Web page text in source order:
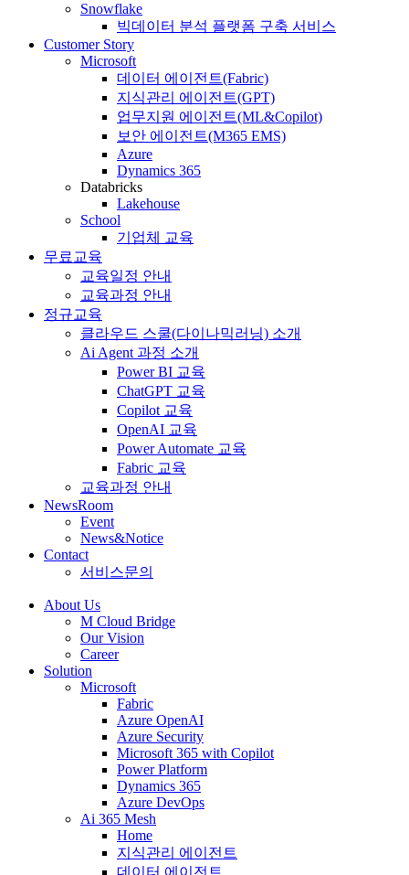
Snowflake
빅데이터 분석 플랫폼 구축 서비스
Customer Story
Microsoft
데이터 에이전트(Fabric)
지식관리 에이전트(GPT)
업무지원 에이전트(ML&Copilot)
보안 에이전트(M365 EMS)
Azure
Dynamics 365
Databricks
Lakehouse
School
기업체 교육
무료교육
교육일정 안내
교육과정 안내
정규교육
클라우드 스쿨(다이나믹러닝) 소개
Ai Agent 과정 소개
Power BI 교육
ChatGPT 교육
Copilot 교육
OpenAI 교육
Power Automate 교육
Fabric 교육
교육과정 안내
NewsRoom
Event
News&Notice
Contact
서비스문의
About Us
M Cloud Bridge
Our Vision
Career
Solution
Microsoft
Fabric
Azure OpenAI
Azure Security
Microsoft 365 with Copilot
Power Platform
Dynamics 365
Azure DevOps
Ai 365 Mesh
Home
지식관리 에이전트
데이터 에이전트